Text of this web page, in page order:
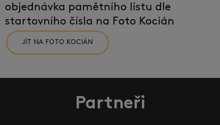
objednávka pamětního listu dle
startovního čísla na Foto Kocián
JÍT NA FOTO KOCIÁN
Partneři